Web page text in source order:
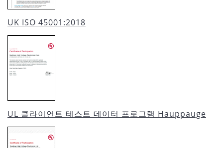
UK ISO 45001:2018
UL 클라이언트 테스트 데이터 프로그램 Hauppauge